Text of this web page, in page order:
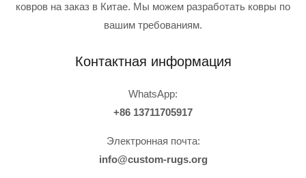
ковров на заказ в Китае. Мы можем разработать ковры по
вашим требованиям.
Контактная информация
WhatsApp:
+86 13711705917
Электронная почта:
info@custom-rugs.org